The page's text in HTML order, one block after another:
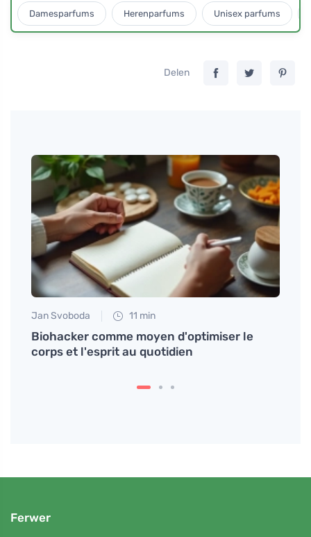
Damesparfums Herenparfums Unisex parfums
Delen
Jan Svoboda 11 min
Biohacker comme moyen d'optimiser le
corps et l'esprit au quotidien
Ferwer